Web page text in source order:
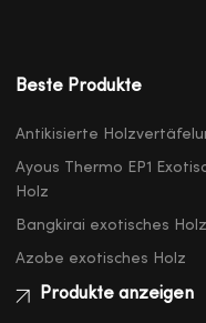
Beste Produkte
Antikisierte
Ayous Thermo EP1
Holz
Bangkirai exotisches Holz
Azobe exotisches Holz
Produkte anzeigen